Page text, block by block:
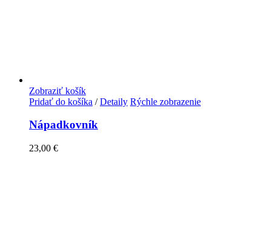
Zobraziť košík
Pridať do košíka / Detaily Rýchle zobrazenie
Nápadkovník
23,00 €